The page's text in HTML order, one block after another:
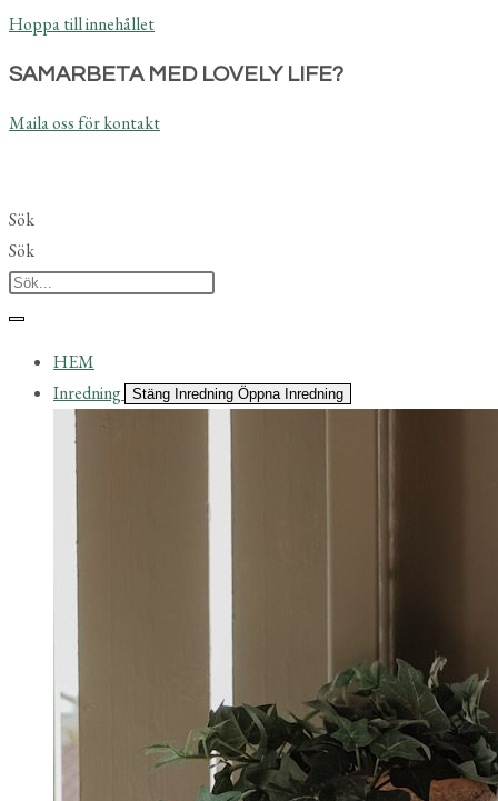
Hoppa till innehållet
SAMARBETA MED LOVELY LIFE?
Maila oss för kontakt
Sök
Sök
HEM
Inredning
Stäng Inredning Öppna Inredning